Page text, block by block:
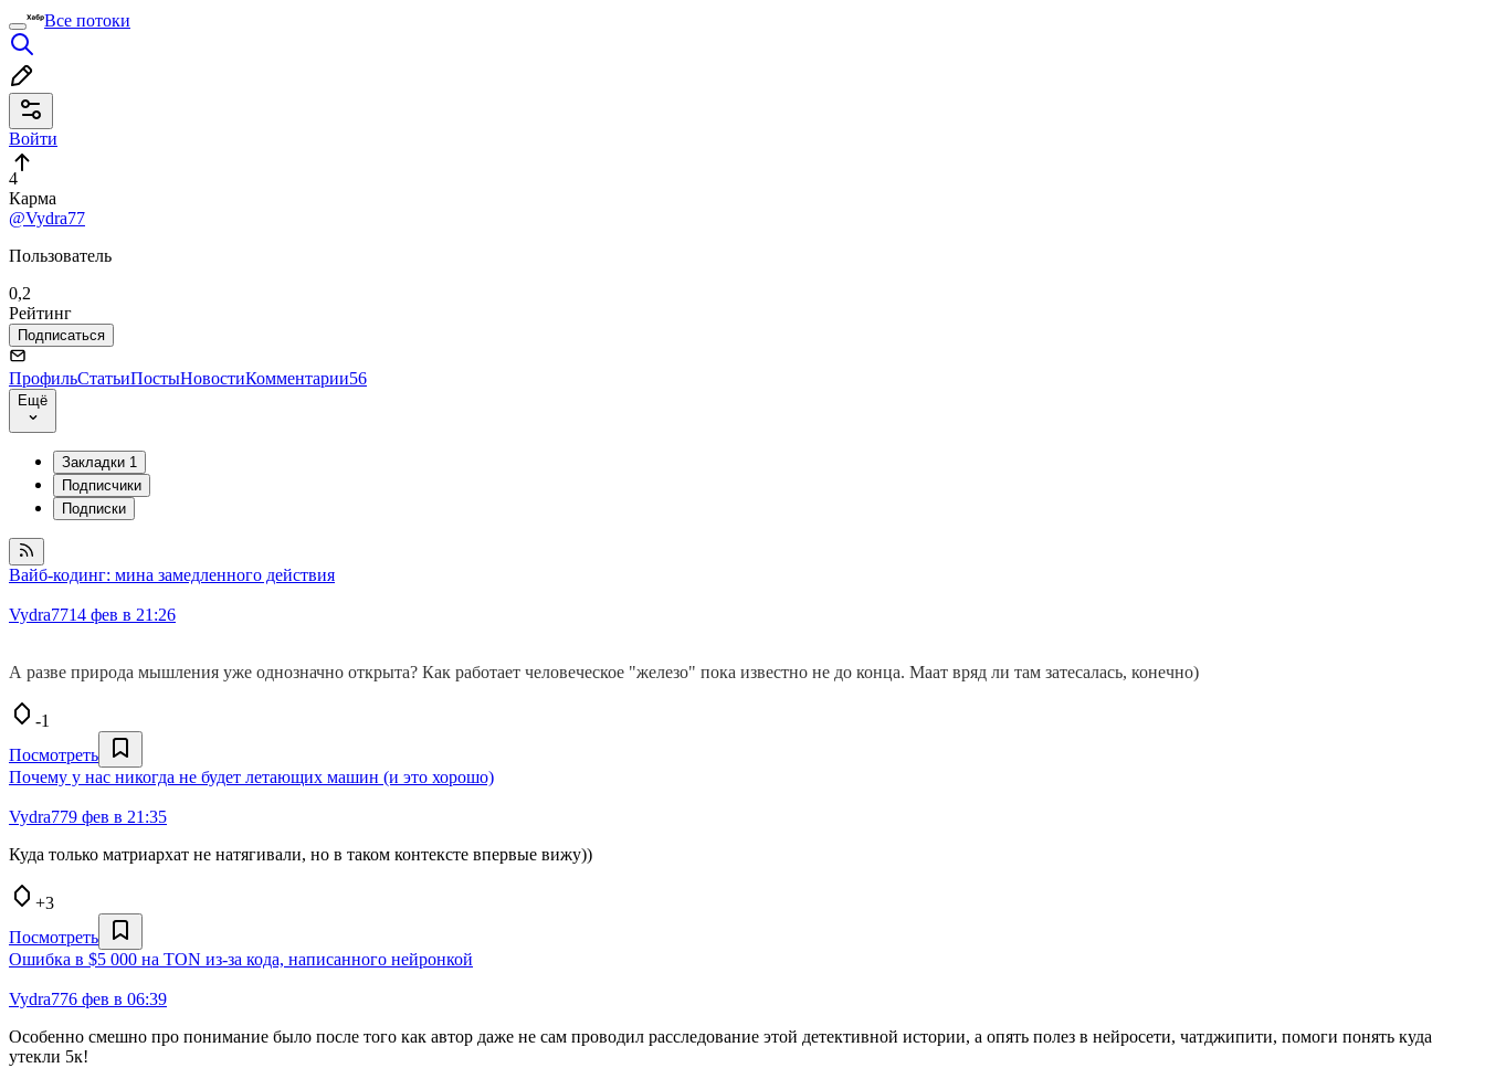
Все потоки
Войти
4
Карма
@Vydra77
Пользователь
0,2
Рейтинг
Подписаться
ПрофильСтатьиПостыНовостиКомментарии56
Ещё
Закладки 1
Подписчики
Подписки
Вайб-кодинг: мина замедленного действия
Vydra7714 фев в 21:26
А разве природа мышления уже однозначно открыта? Как работает человеческое "железо" пока известно не до конца. Маат вряд ли там затесалась, конечно)
-1
Посмотреть
Почему у нас никогда не будет летающих машин (и это хорошо)
Vydra779 фев в 21:35
Куда только матриархат не натягивали, но в таком контексте впервые вижу))
+3
Посмотреть
Ошибка в $5 000 на TON из-за кода, написанного нейронкой
Vydra776 фев в 06:39
Особенно смешно про понимание было после того как автор даже не сам проводил расследование этой детективной истории, а опять полез в нейросети, чатджипити, помоги понять куда
утекли 5к!